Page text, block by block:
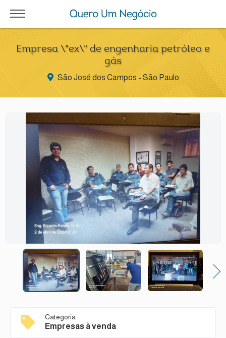
Empresa \"ex\" de engenharia petróleo e
gás
São José dos Campos - São Paulo
Next
Categoria
Empresas à venda